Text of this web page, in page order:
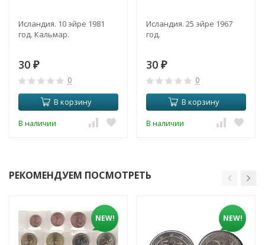
Исландия. 10 эйре 1981
год. Кальмар.
30 ₽
0
В корзину
В наличии
Исландия. 25 эйре 1967
год.
30 ₽
0
В корзину
В наличии
РЕКОМЕНДУЕМ ПОСМОТРЕТЬ
NEW! NEW!